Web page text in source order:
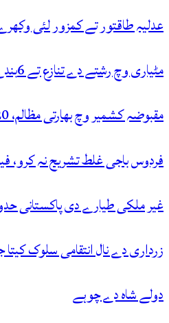
عدلیہ طاقتور تے کمزور لئی
مٹیاری وچ رشتے دے تنازع تے 6بندے قتل
مقبوضہ کشمیر وچ بھارتی مظالم، 120دناں وچ 2عورتاں سنے 38نوجوان شہید کر دتے
فردوس باجی غلط تشریح نہ کرو،
غیر ملکی طیارے دی پاکستانی
زرداری دے نال انتقامی سلوک
دولے شاہ دے چوہے